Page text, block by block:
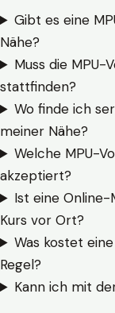
Gibt es eine
Nähe?
Muss die MPU-
stattfinden?
Wo finde ich
meiner Nähe?
Welche MPU-
akzeptiert?
Ist eine Online-
Kurs vor Ort?
Was kostet
Regel?
Kann ich mit